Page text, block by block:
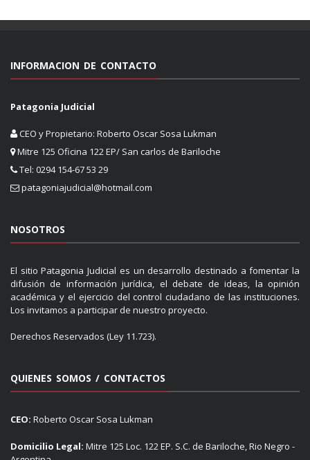
INFORMACION DE CONTACTO
Patagonia Judicial
CEO y Propietario: Roberto Oscar Sosa Lukman
Mitre 125 Oficina 122 EP/ San carlos de Bariloche
Tel: 0294 154-67 53 29
patagoniajudicial@hotmail.com
NOSOTROS
El sitio Patagonia Judicial es un desarrollo destinado a fomentar la
difusión de información jurídica, el debate de ideas, la opinión
académica y el ejercicio del control ciudadano de las instituciones.
Los invitamos a participar de nuestro proyecto.
Derechos Reservados (Ley 11.723).
QUIENES SOMOS / CONTACTOS
CEO: Roberto Oscar Sosa Lukman
Domicilio Legal: Mitre 125 Loc. 122 EP. S.C. de Bariloche, Rio Negro -